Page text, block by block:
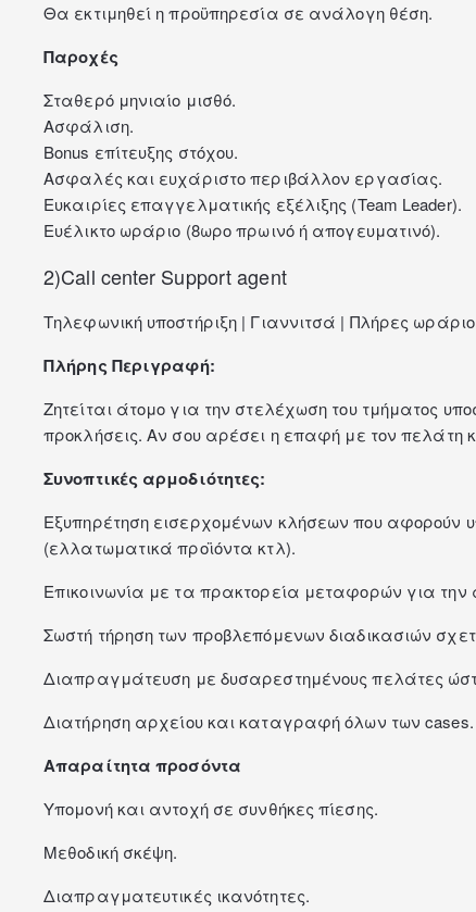
Θα εκτιμηθεί η προϋπηρεσία σε ανάλογη θέση.
Παροχές
Σταθερό μηνιαίο μισθό.
Ασφάλιση.
Bonus επίτευξης στόχου.
Ασφαλές και ευχάριστο περιβάλλον εργασίας.
Ευκαιρίες επαγγελματικής εξέλιξης (Team Leader).
Ευέλικτο ωράριο (8ωρο πρωινό ή απογευματινό).
2)Call center Support agent
Τηλεφωνική υποστήριξη | Γιαννιτσά | Πλήρες ωράριο
Πλήρης Περιγραφή:
Ζητείται άτομο για την στελέχωση του τμήματος
προκλήσεις. Αν σου αρέσει η επαφή με τον πελάτη
Συνοπτικές αρμοδιότητες:
Εξυπηρέτηση εισερχομένων κλήσεων που αφορούν
(ελλατωματικά προϊόντα κτλ).
Επικοινωνία με τα πρακτορεία μεταφορών για
Σωστή τήρηση των προβλεπόμενων διαδικασιών
Διαπραγμάτευση με δυσαρεστημένους πελάτες
Διατήρηση αρχείου και καταγραφή όλων των cases.
Απαραίτητα προσόντα
Υπομονή και αντοχή σε συνθήκες πίεσης.
Μεθοδική σκέψη.
Διαπραγματευτικές ικανότητες.